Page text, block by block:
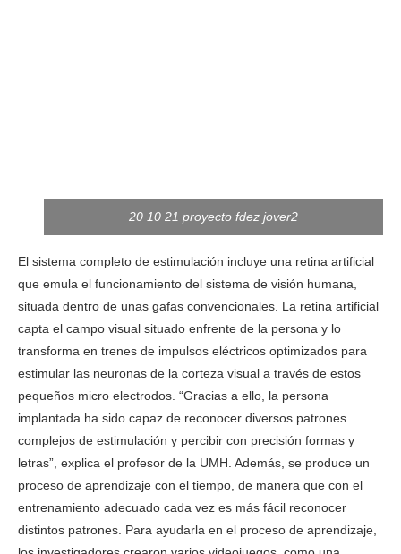
20 10 21 proyecto fdez jover2
El sistema completo de estimulación incluye una retina artificial
que emula el funcionamiento del sistema de visión humana,
situada dentro de unas gafas convencionales. La retina artificial
capta el campo visual situado enfrente de la persona y lo
transforma en trenes de impulsos eléctricos optimizados para
estimular las neuronas de la corteza visual a través de estos
pequeños micro electrodos. “Gracias a ello, la persona
implantada ha sido capaz de reconocer diversos patrones
complejos de estimulación y percibir con precisión formas y
letras”, explica el profesor de la UMH. Además, se produce un
proceso de aprendizaje con el tiempo, de manera que con el
entrenamiento adecuado cada vez es más fácil reconocer
distintos patrones. Para ayudarla en el proceso de aprendizaje,